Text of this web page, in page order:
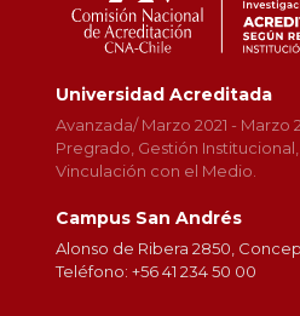
Universidad Acreditada
Avanzada/ Marzo 2021 -
Pregrado, Gestión
Vinculación con el Medio.
Campus San Andrés
Alonso de Ribera 2850,
Teléfono: +56 41 234 50 00